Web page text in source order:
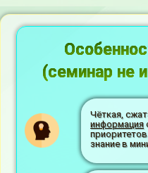
(семинар не
Чёткая,
информация
знание в